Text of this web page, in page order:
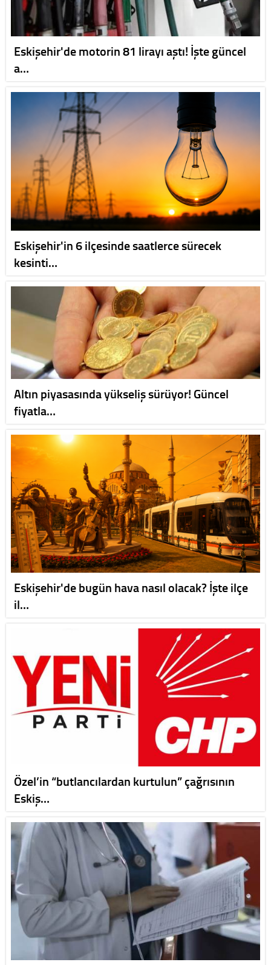
Eskişehir'de motorin 81 lirayı aştı! İşte güncel
a…
Eskişehir'in 6 ilçesinde saatlerce sürecek
kesinti…
Altın piyasasında yükseliş sürüyor! Güncel
fiyatla…
Eskişehir'de bugün hava nasıl olacak? İşte ilçe
il…
Özel’in “butlancılardan kurtulun” çağrısının
Eskiş…